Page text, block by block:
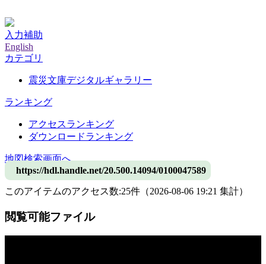
入力補助
English
カテゴリ
震災文庫デジタルギャラリー
ランキング
アクセスランキング
ダウンロードランキング
地図検索画面へ
https://hdl.handle.net/20.500.14094/0100047589
このアイテムのアクセス数:25件 （2026-08-06 19:21 集計）
閲覧可能ファイル